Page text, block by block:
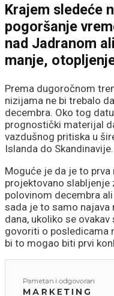
Krajem sledeće
pogoršanje
nad Jadranom
manje,
Prema dugoročnom
nizijama ne bi trebalo
decembra. Oko tog
prognostički materijal
vazdušnog pritiska u
Islanda do Skandinavije.
Moguće je da je to
projektovano slabljenje
polovinom decembra
sada je to samo
dana, ukoliko se
govoriti o posledicama
bi to mogao biti prvi